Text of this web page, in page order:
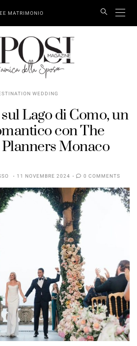
MATRIMONIO
WEDDING
Lago di Como, un
con The
Monaco
11 NOVEMBRE 2024 0 COMMENTS